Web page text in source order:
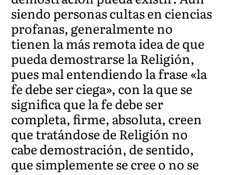
siendo personas cultas en ciencias
profanas, generalmente no
tienen la más remota idea de que
pueda demostrarse la Religión,
pues mal entendiendo la frase «la
fe debe ser ciega», con la que se
significa que la fe debe ser
completa, firme, absoluta, creen
que tratándose de Religión no
cabe demostración, de sentido,
que simplemente se cree o no se